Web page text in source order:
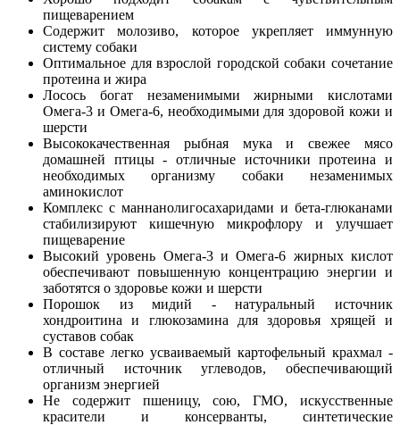
пищеварением
Содержит молозиво, которое укрепляет иммунную
систему собаки
Оптимальное для взрослой городской собаки сочетание
протеина и жира
Лосось богат незаменимыми жирными кислотами
Омега-3 и Омега-6, необходимыми для здоровой кожи и
шерсти
Высококачественная рыбная мука и свежее мясо
домашней птицы - отличные источники протеина и
необходимых организму собаки незаменимых
аминокислот
Комплекс с маннанолигосахаридами и бета-глюканами
стабилизируют кишечную микрофлору и улучшает
пищеварение
Высокий уровень Омега-3 и Омега-6 жирных кислот
обеспечивают повышенную концентрацию энергии и
заботятся о здоровье кожи и шерсти
Порошок из мидий - натуральный источник
хондроитина и глюкозамина для здоровья хрящей и
суставов собак
В составе легко усваиваемый картофельный крахмал -
отличный источник углеводов, обеспечивающий
организм энергией
Не содержит пшеницу, сою, ГМО, искусственные
красители и консерванты, синтетические